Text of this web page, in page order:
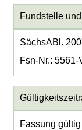
Fundstelle
SächsABl.
Fsn-Nr.: 5561-
Fassung